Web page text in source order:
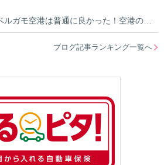
ブログ記事ランキング一覧へ